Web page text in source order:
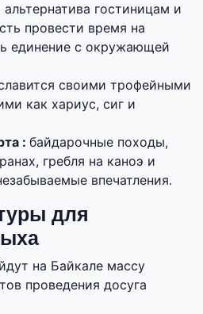
альтернатива гостиницам и
провести время на
единение с окружающей
своими трофейными
как хариус, сиг и
: байдарочные походы,
гребля на каноэ и
впечатления.
для
на Байкале массу
проведения досуга